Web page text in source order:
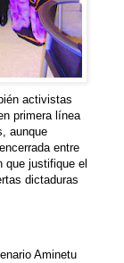
activistas
primera línea
aunque
entre
que justifique el
dictaduras
Aminetu